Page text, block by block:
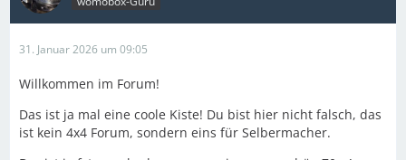
31. Januar 2026 um 09:05
Willkommen im Forum!
Das ist ja mal eine coole Kiste! Du bist hier nicht falsch, das
ist kein 4x4 Forum, sondern eins für Selbermacher.